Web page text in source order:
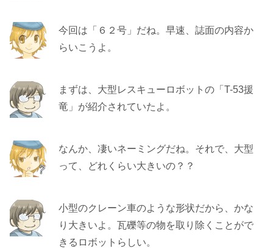
今回は「６２号」だね。早速、誌面の内容か
らいこうよ。
まずは、大型レスキューロボットの「T-53援
竜」が紹介されていたよ。
なんか、凄いネーミングだね。それで、大型
って、どれくらい大きいの？？
小型のクレーン車のような形状だから、かな
り大きいよ。瓦礫等の物を取り除くことがで
きるロボットらしい。